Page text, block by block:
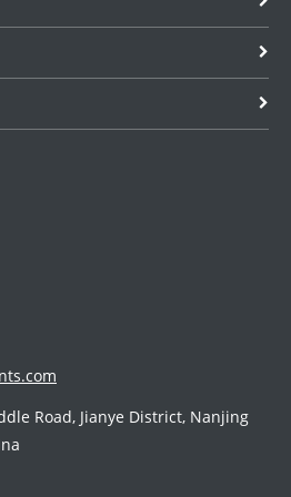
Road, Jianye District, Nanjing